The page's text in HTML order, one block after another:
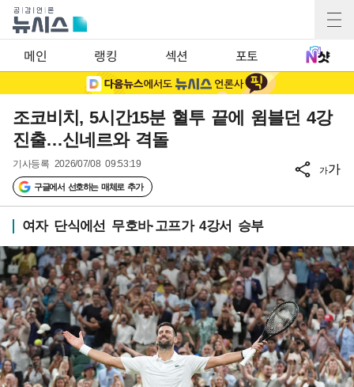
메인 랭킹 섹션 포토
조코비치, 5시간15분 혈투 끝에 윔블던 4강
진출…신네르와 격돌
기사등록 2026/07/08 09:53:19
구글에서 선호하는 매체로 추가
가가
여자 단식에선 무호바·고프가 4강서 승부